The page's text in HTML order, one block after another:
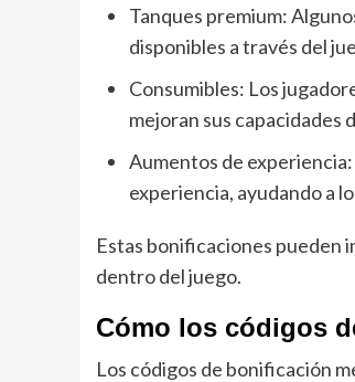
Tanques premium:
disponibles a través del
Consumibles: Los
mejoran sus capacidades
Aumentos de
experiencia, ayudando a
Estas bonificaciones pueden
dentro del juego.
Cómo los códigos
Los códigos de bonificación